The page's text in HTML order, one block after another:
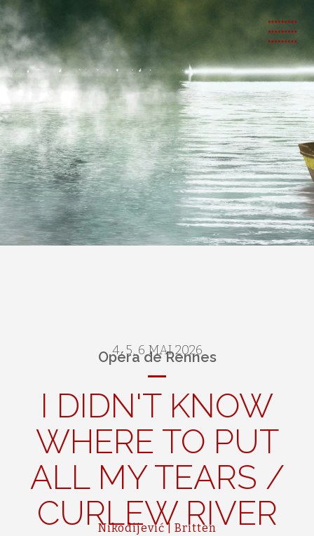
4, 5, 6 MAI 2026
Opéra de Rennes
I DIDN'T KNOW
WHERE TO PUT
ALL MY TEARS /
CURLEW RIVER
Nikodijević | Britten